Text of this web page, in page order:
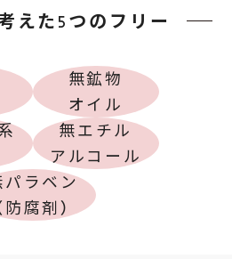
えた5つのフリー
無鉱物
オイル
無エチル
アルコール
パラベン
防腐剤）